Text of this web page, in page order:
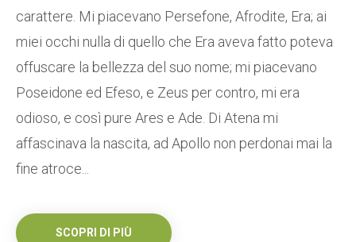
carattere. Mi piacevano Persefone, Afrodite, Era; ai
miei occhi nulla di quello che Era aveva fatto poteva
offuscare la bellezza del suo nome; mi piacevano
Poseidone ed Efeso, e Zeus per contro, mi era
odioso, e così pure Ares e Ade. Di Atena mi
affascinava la nascita, ad Apollo non perdonai mai la
fine atroce...
SCOPRI DI PIÙ